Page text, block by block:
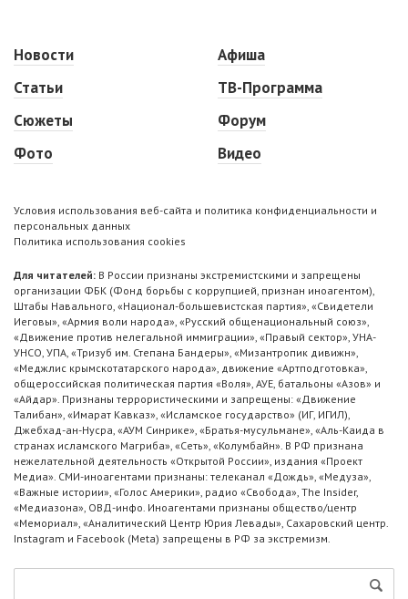
Новости
Статьи
Сюжеты
Фото
Афиша
ТВ-Программа
Форум
Видео
Условия использования веб-сайта и политика конфиденциальности и
персональных данных
Политика использования cookies
Для читателей: В России признаны экстремистскими и запрещены
организации ФБК (Фонд борьбы с коррупцией, признан иноагентом),
Штабы Навального, «Национал-большевистская партия», «Свидетели
Иеговы», «Армия воли народа», «Русский общенациональный союз»,
«Движение против нелегальной иммиграции», «Правый сектор», УНА-
УНСО, УПА, «Тризуб им. Степана Бандеры», «Мизантропик дивижн»,
«Меджлис крымскотатарского народа», движение «Артподготовка»,
общероссийская политическая партия «Воля», АУЕ, батальоны «Азов» и
«Айдар». Признаны террористическими и запрещены: «Движение
Талибан», «Имарат Кавказ», «Исламское государство» (ИГ, ИГИЛ),
Джебхад-ан-Нусра, «АУМ Синрике», «Братья-мусульмане», «Аль-Каида в
странах исламского Магриба», «Сеть», «Колумбайн». В РФ признана
нежелательной деятельность «Открытой России», издания «Проект
Медиа». СМИ-иноагентами признаны: телеканал «Дождь», «Медуза»,
«Важные истории», «Голос Америки», радио «Свобода», The Insider,
«Медиазона», ОВД-инфо. Иноагентами признаны общество/центр
«Мемориал», «Аналитический Центр Юрия Левады», Сахаровский центр.
Instagram и Facebook (Metа) запрещены в РФ за экстремизм.